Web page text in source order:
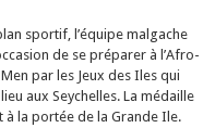
sportif, l’équipe malgache
de se préparer à l’Afro-
par les Jeux des Iles qui
aux Seychelles. La médaille
à la portée de la Grande Ile.